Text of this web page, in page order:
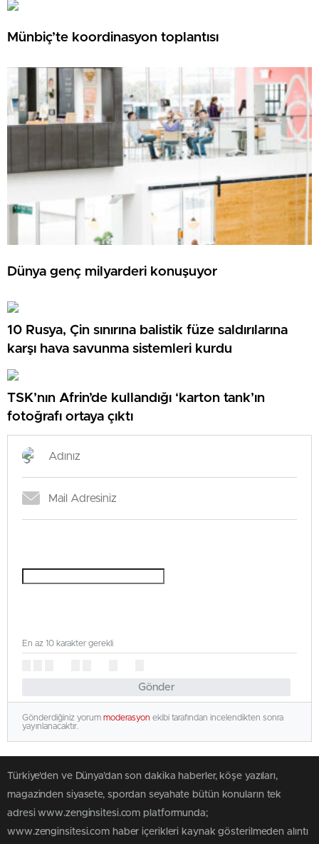
Münbiç’te koordinasyon toplantısı
Dünya genç milyarderi konuşuyor
10 Rusya, Çin sınırına balistik füze saldırılarına
karşı hava savunma sistemleri kurdu
TSK’nın Afrin’de kullandığı ‘karton tank’ın
fotoğrafı ortaya çıktı
Gönder
En az 10 karakter gerekli
Gönderdiğiniz yorum moderasyon ekibi tarafından incelendikten sonra
yayınlanacaktır.
Türkiye'den ve Dünya’dan son dakika haberler, köşe yazıları,
magazinden siyasete, spordan seyahate bütün konuların tek
adresi www.zenginsitesi.com platformunda;
www.zenginsitesi.com haber içerikleri kaynak gösterilmeden alıntı